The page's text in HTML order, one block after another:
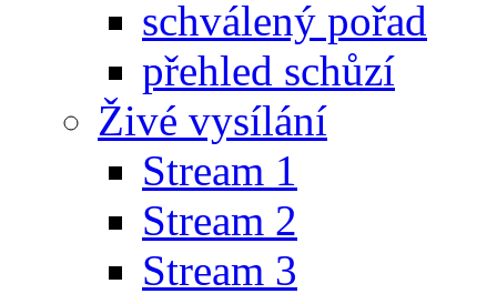
schválený pořad
přehled schůzí
Živé vysílání
Stream 1
Stream 2
Stream 3